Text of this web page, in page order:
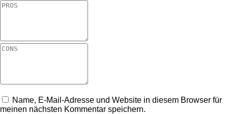
Name, E-Mail-Adresse und Website in diesem Browser für
meinen nächsten Kommentar speichern.